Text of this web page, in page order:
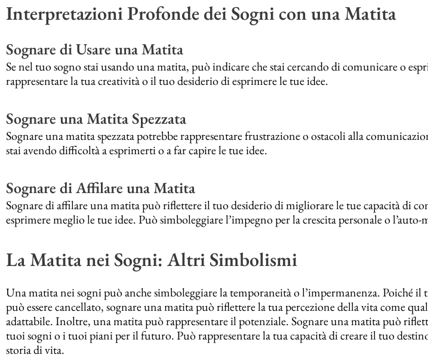
Interpretazioni Profonde dei Sogni con una Matita
Sognare di Usare una Matita
Se nel tuo sogno stai usando una matita, può indicare che stai cercando di comunicare o
rappresentare la tua creatività o il tuo desiderio di esprimere le tue idee.
Sognare una Matita Spezzata
Sognare una matita spezzata potrebbe rappresentare frustrazione o ostacoli alla
stai avendo difficoltà a esprimerti o a far capire le tue idee.
Sognare di Affilare una Matita
Sognare di affilare una matita può riflettere il tuo desiderio di migliorare le tue capacità di
esprimere meglio le tue idee. Può simboleggiare l’impegno per la crescita personale o
La Matita nei Sogni: Altri Simbolismi
Una matita nei sogni può anche simboleggiare la temporaneità o l’impermanenza. Poiché
può essere cancellato, sognare una matita può riflettere la tua percezione della vita come
adattabile. Inoltre, una matita può rappresentare il potenziale. Sognare una matita può
tuoi sogni o i tuoi piani per il futuro. Può rappresentare la tua capacità di creare il tuo
storia di vita.